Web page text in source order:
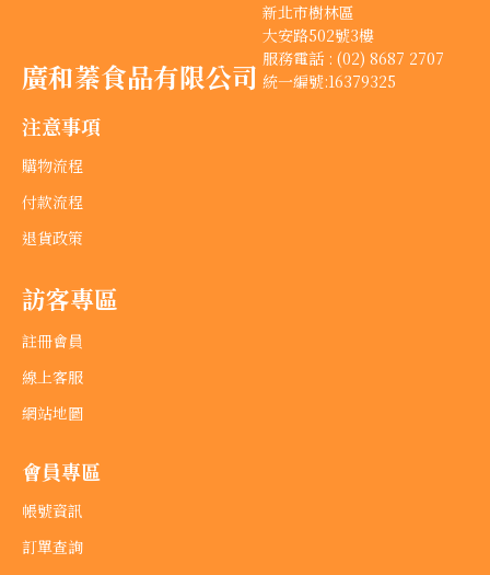
廣和蓁食品有限公司
新北市樹林區
大安路502號3樓
服務電話 : (02) 8687 2707
統一編號:16379325
注意事項
購物流程
付款流程
退貨政策
訪客專區
註冊會員
線上客服
網站地圖
會員專區
帳號資訊
訂單查詢